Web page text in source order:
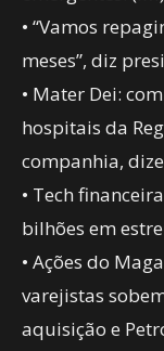
• “Vamos
meses”, diz
• Mater Dei:
hospitais da
companhia,
• Tech
bilhões em
• Ações do
varejistas
aquisição e